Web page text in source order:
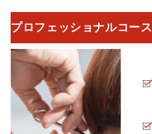
プロフェッショナルコース